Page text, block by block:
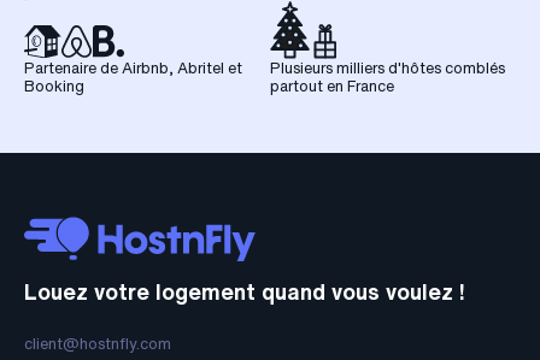
Partenaire de Airbnb, Abritel et
Booking
Plusieurs milliers d'hôtes comblés
partout en France
Louez votre logement quand vous voulez !
client@hostnfly.com